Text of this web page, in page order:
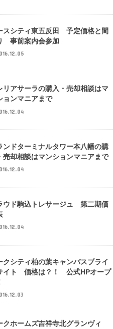
スシティ東五反田 予定価格と間
事前案内会参加
リアサーラの購入・売却相談はマ
ョンマニアまで
ンドターミナルタワー本八幡の購
売却相談はマンションマニアまで
ウド駒込トレサージュ 第二期価
クシティ柏の葉キャンパスブライ
イト 価格は？！ 公式HPオープ
クホームズ吉祥寺北グランヴィ